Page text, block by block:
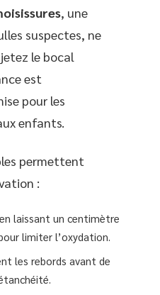
, une
suspectes, ne
le bocal
est
pour les
enfants.
permettent
:
laissant un centimètre
limiter l’oxydation.
les rebords avant de